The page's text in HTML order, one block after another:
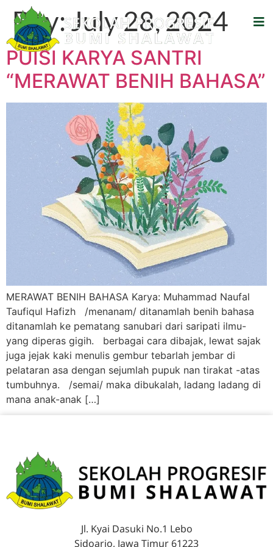
Day:July 28, 2024
PUISI KARYA SANTRI
“MERAWAT BENIH BAHASA”
MERAWAT BENIH BAHASA Karya: Muhammad Naufal
Taufiqul Hafizh /menanam/ ditanamlah benih bahasa
ditanamlah ke pematang sanubari dari saripati ilmu-
yang diperas gigih. berbagai cara dibajak, lewat sajak
juga jejak kaki menulis gembur tebarlah jembar di
pelataran asa dengan sejumlah pupuk nan tirakat -atas
tumbuhnya. /semai/ maka dibukalah, ladang ladang di
mana anak-anak […]
Jl. Kyai Dasuki No.1 Lebo
Sidoarjo, Jawa Timur 61223